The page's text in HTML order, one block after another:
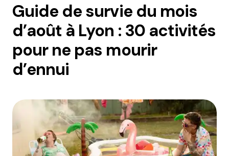
Guide de survie du mois
d’août à Lyon : 30 activités
pour ne pas mourir
d’ennui